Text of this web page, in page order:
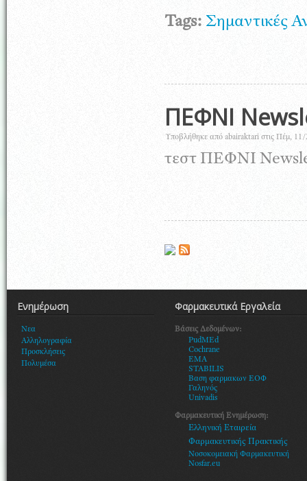
Tags: Σημαντικές
ΠΕΦΝΙ
Υποβλήθηκε από abairaktari στις Πέμ,
τεστ ΠΕΦΝΙ
Ενημέρωση
Νεα
Αλληλογραφία
Προσκλήσεις
Πολυμέσα
Φαρμακευτικά Εργαλεία
Βάσεις Δεδομένων:
PudMEd
Cochrane
EMA
STABILIS
Βαση φαρμακων ΕΟΦ
Γαληνός
Univadis
Φαρμακευτική Ενημέρωση:
Ελληνική Εταιρεία
Φαρμακευτικής Πρακτικής
Νοσοκομειακή Φαρμακευτική
Nosfar.eu